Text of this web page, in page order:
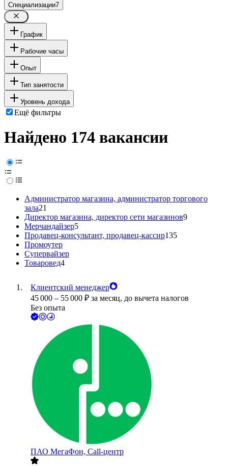
Специализации7
График
Рабочие часы
Опыт
Тип занятости
Уровень дохода
Ещё фильтры
Найдено 174 вакансии
Администратор магазина, администратор торгового
зала21
Директор магазина, директор сети магазинов9
Мерчандайзер5
Продавец-консультант, продавец-кассир135
Промоутер
Супервайзер
Товаровед4
Клиентский менеджер
45 000 – 55 000 ₽ за месяц, до вычета налогов
Без опыта
ПАО МегаФон, Call-центр